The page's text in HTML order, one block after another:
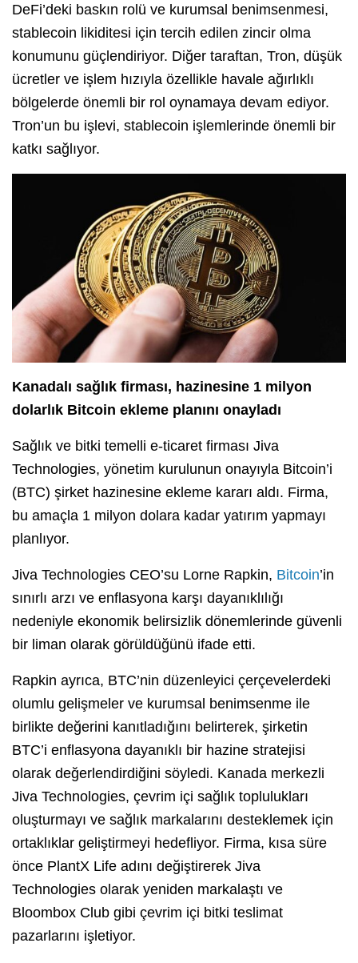
DeFi’deki baskın rolü ve kurumsal benimsenmesi,
stablecoin likiditesi için tercih edilen zincir olma
konumunu güçlendiriyor. Diğer taraftan, Tron, düşük
ücretler ve işlem hızıyla özellikle havale ağırlıklı
bölgelerde önemli bir rol oynamaya devam ediyor.
Tron’un bu işlevi, stablecoin işlemlerinde önemli bir
katkı sağlıyor.
Kanadalı sağlık firması, hazinesine 1 milyon
dolarlık Bitcoin ekleme planını onayladı
Sağlık ve bitki temelli e-ticaret firması Jiva
Technologies, yönetim kurulunun onayıyla Bitcoin’i
(BTC) şirket hazinesine ekleme kararı aldı. Firma,
bu amaçla 1 milyon dolara kadar yatırım yapmayı
planlıyor.
Jiva Technologies CEO’su Lorne Rapkin, Bitcoin’in
sınırlı arzı ve enflasyona karşı dayanıklılığı
nedeniyle ekonomik belirsizlik dönemlerinde güvenli
bir liman olarak görüldüğünü ifade etti.
Rapkin ayrıca, BTC’nin düzenleyici çerçevelerdeki
olumlu gelişmeler ve kurumsal benimsenme ile
birlikte değerini kanıtladığını belirterek, şirketin
BTC’i enflasyona dayanıklı bir hazine stratejisi
olarak değerlendirdiğini söyledi. Kanada merkezli
Jiva Technologies, çevrim içi sağlık toplulukları
oluşturmayı ve sağlık markalarını desteklemek için
ortaklıklar geliştirmeyi hedefliyor. Firma, kısa süre
önce PlantX Life adını değiştirerek Jiva
Technologies olarak yeniden markalaştı ve
Bloombox Club gibi çevrim içi bitki teslimat
pazarlarını işletiyor.